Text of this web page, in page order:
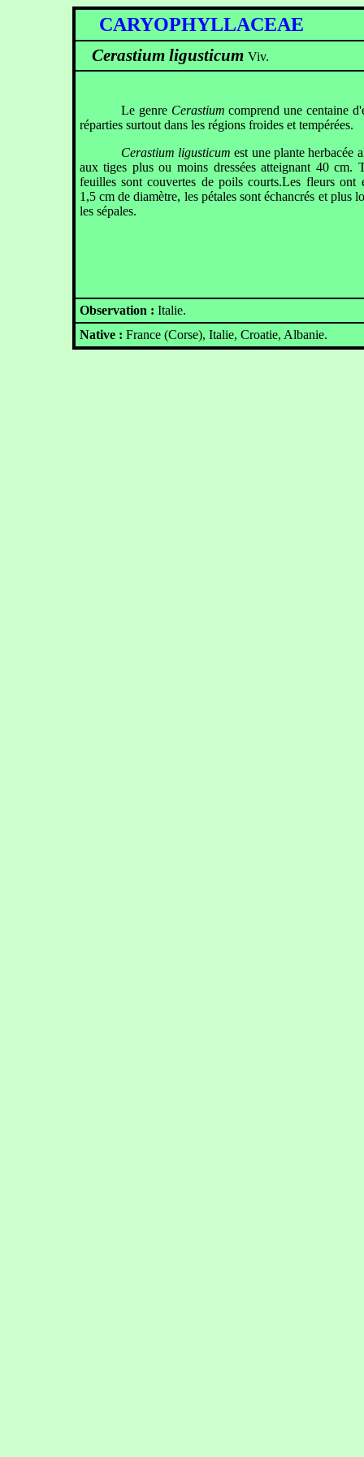
CARYOPHYLLACEAE
Cerastium ligusticum Viv.
Le genre Cerastium comprend une centaine
réparties surtout dans les régions froides et tempérées.
Cerastium ligusticumest une plante herbacée
aux tiges plus ou moins dressées atteignant 40 cm.
feuilles sont couvertes de poils courts.Les fleurs ont
1,5 cm de diamètre, les pétales sont échancrés et plus
les sépales.
Observation : Italie.
Native : France (Corse), Italie, Croatie, Albanie.